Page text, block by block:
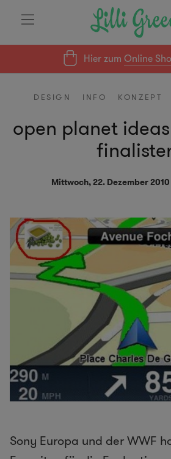
Hier zumOnline
DESIGN INFO KONZEPT
open planet
Mittwoch, 22. Dezember 2010
Sony Europa und der WWF